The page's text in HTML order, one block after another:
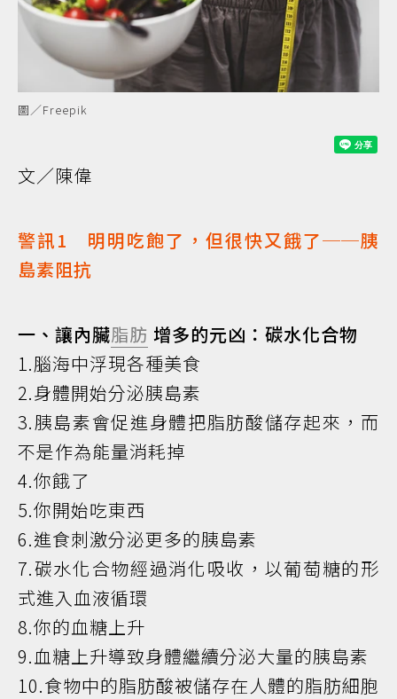
圖／Freepik
文／陳偉
警訊1 明明吃飽了，但很快又餓了──胰
島素阻抗
一、讓內臟脂肪 增多的元凶：碳水化合物
1.腦海中浮現各種美食
2.身體開始分泌胰島素
3.胰島素會促進身體把脂肪酸儲存起來，而
不是作為能量消耗掉
4.你餓了
5.你開始吃東西
6.進食刺激分泌更多的胰島素
7.碳水化合物經過消化吸收，以葡萄糖的形
式進入血液循環
8.你的血糖上升
9.血糖上升導致身體繼續分泌大量的胰島素
10.食物中的脂肪酸被儲存在人體的脂肪細胞